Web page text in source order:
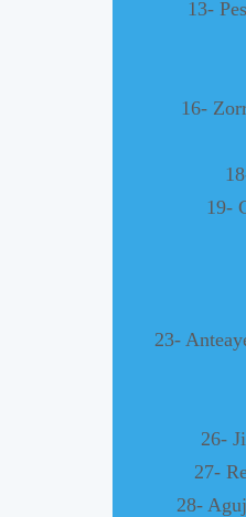
13-
16-
19-
23-
26-
27-
28-